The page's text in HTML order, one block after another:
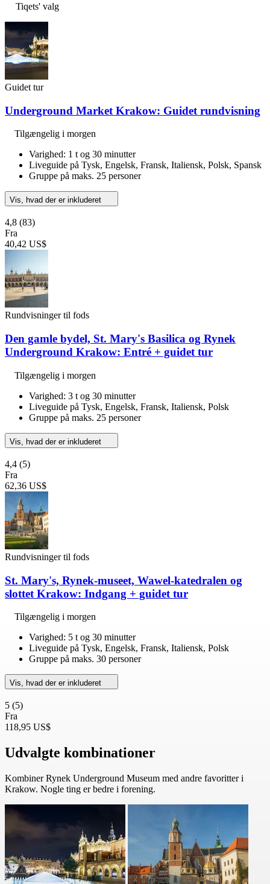
Tiqets' valg
Guidet tur
Underground Market Krakow: Guidet rundvisning
Tilgængelig i morgen
Varighed: 1 t og 30 minutter
Liveguide på Tysk, Engelsk, Fransk, Italiensk, Polsk, Spansk
Gruppe på maks. 25 personer
Vis, hvad der er inkluderet
4,8 (83)
Fra
40,42 US$
Rundvisninger til fods
Den gamle bydel, St. Mary's Basilica og Rynek
Underground Krakow: Entré + guidet tur
Tilgængelig i morgen
Varighed: 3 t og 30 minutter
Liveguide på Tysk, Engelsk, Fransk, Italiensk, Polsk
Gruppe på maks. 25 personer
Vis, hvad der er inkluderet
4,4 (5)
Fra
62,36 US$
Rundvisninger til fods
St. Mary's, Rynek-museet, Wawel-katedralen og
slottet Krakow: Indgang + guidet tur
Tilgængelig i morgen
Varighed: 5 t og 30 minutter
Liveguide på Tysk, Engelsk, Fransk, Italiensk, Polsk
Gruppe på maks. 30 personer
Vis, hvad der er inkluderet
5 (5)
Fra
118,95 US$
Udvalgte kombinationer
Kombiner Rynek Underground Museum med andre favoritter i
Krakow. Nogle ting er bedre i forening.